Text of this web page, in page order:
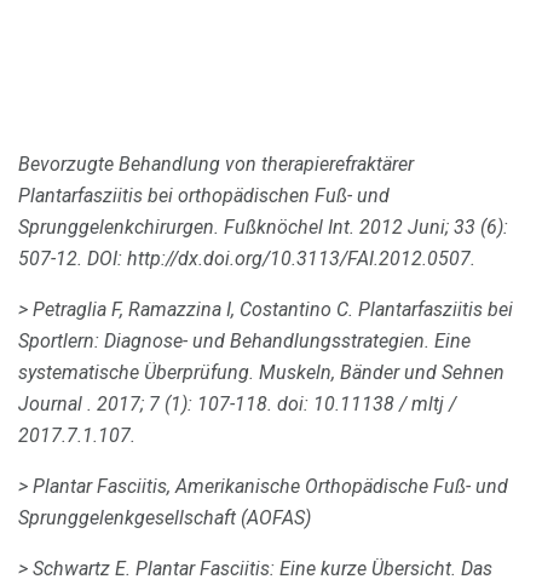
Bevorzugte Behandlung von therapierefraktärer
Plantarfasziitis bei orthopädischen Fuß- und
Sprunggelenkchirurgen. Fußknöchel Int. 2012 Juni; 33 (6):
507-12. DOI: http://dx.doi.org/10.3113/FAI.2012.0507.
> Petraglia F, Ramazzina I, Costantino C. Plantarfasziitis bei
Sportlern: Diagnose- und Behandlungsstrategien. Eine
systematische Überprüfung. Muskeln, Bänder und Sehnen
Journal . 2017; 7 (1): 107-118. doi: 10.11138 / mltj /
2017.7.1.107.
> Plantar Fasciitis, Amerikanische Orthopädische Fuß- und
Sprunggelenkgesellschaft (AOFAS)
> Schwartz E. Plantar Fasciitis: Eine kurze Übersicht. Das